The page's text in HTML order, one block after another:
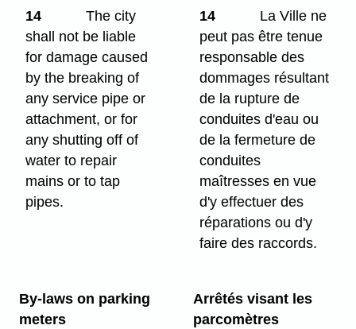
14
The city
shall not be liable
for damage caused
by the breaking of
any service pipe or
attachment, or for
any shutting off of
water to repair
mains or to tap
pipes.
14
La Ville ne
peut pas être tenue
responsable des
dommages résultant
de la rupture de
conduites d'eau ou
de la fermeture de
conduites
maîtresses en vue
d'y effectuer des
réparations ou d'y
faire des raccords.
By-laws on parking
meters
Arrêtés visant les
parcomètres